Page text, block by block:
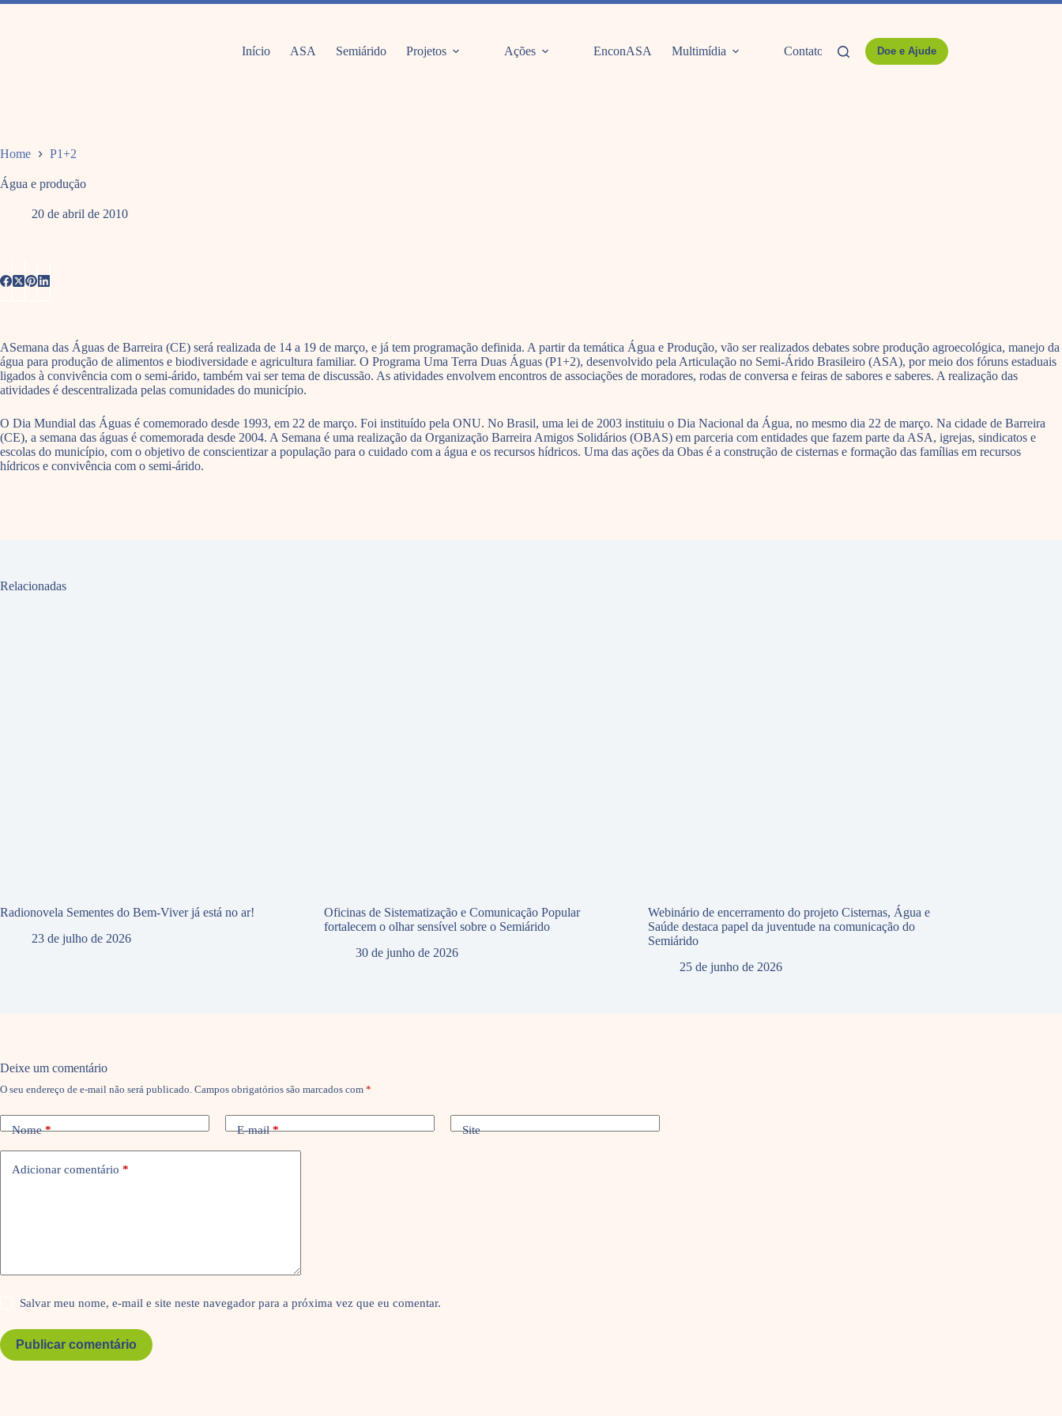
Pular
Início ASA Semiárido Projetos Ações EnconASA Multimídia Contato Doe e Ajude
Home P1+2
Água e produção
20 de abril de 2010
ASemana das Águas de Barreira (CE) será realizada de 14 a 19 de março, e já tem programação definida. A partir da temática Água e Produção, vão ser realizados debates sobre produção agroecológica, manejo da
água para produção de alimentos e biodiversidade e agricultura familiar. O Programa Uma Terra Duas Águas (P1+2), desenvolvido pela Articulação no Semi-Árido Brasileiro (ASA), por meio dos fóruns estaduais
ligados à convivência com o semi-árido, também vai ser tema de discussão. As atividades envolvem encontros de associações de moradores, rodas de conversa e feiras de sabores e saberes. A realização das
atividades é descentralizada pelas comunidades do município.
O Dia Mundial das Águas é comemorado desde 1993, em 22 de março. Foi instituído pela ONU. No Brasil, uma lei de 2003 instituiu o Dia Nacional da Água, no mesmo dia 22 de março. Na cidade de Barreira
(CE), a semana das águas é comemorada desde 2004. A Semana é uma realização da Organização Barreira Amigos Solidários (OBAS) em parceria com entidades que fazem parte da ASA, igrejas, sindicatos e
escolas do município, com o objetivo de conscientizar a população para o cuidado com a água e os recursos hídricos. Uma das ações da Obas é a construção de cisternas e formação das famílias em recursos
hídricos e convivência com o semi-árido.
Relacionadas
Radionovela Sementes do Bem-Viver já está no ar!
23 de julho de 2026
Oficinas de Sistematização e Comunicação Popular
fortalecem o olhar sensível sobre o Semiárido
30 de junho de 2026
Webinário de encerramento do projeto Cisternas, Água e
Saúde destaca papel da juventude na comunicação do
Semiárido
25 de junho de 2026
Deixe um comentário
O seu endereço de e-mail não será publicado. Campos obrigatórios são marcados com *
Nome* E-mail* Site
Adicionar comentário *
Salvar meu nome, e-mail e site neste navegador para a próxima vez que eu comentar.
Publicar comentário